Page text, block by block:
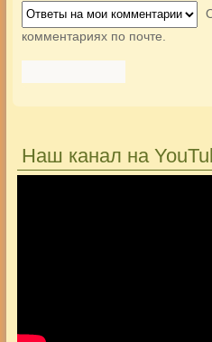
комментариях по почте.
Наш канал на